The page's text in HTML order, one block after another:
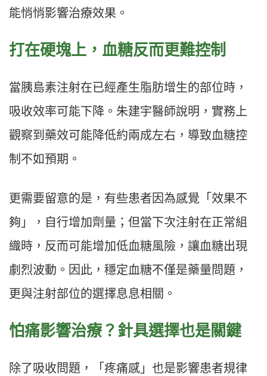
能悄悄影響治療效果。
打在硬塊上，血糖反而更難控制
當胰島素注射在已經產生脂肪增生的部位時，
吸收效率可能下降。朱建宇醫師說明，實務上
觀察到藥效可能降低約兩成左右，導致血糖控
制不如預期。
更需要留意的是，有些患者因為感覺「效果不
夠」，自行增加劑量；但當下次注射在正常組
織時，反而可能增加低血糖風險，讓血糖出現
劇烈波動。因此，穩定血糖不僅是藥量問題，
更與注射部位的選擇息息相關。
怕痛影響治療？針具選擇也是關鍵
除了吸收問題，「疼痛感」也是影響患者規律